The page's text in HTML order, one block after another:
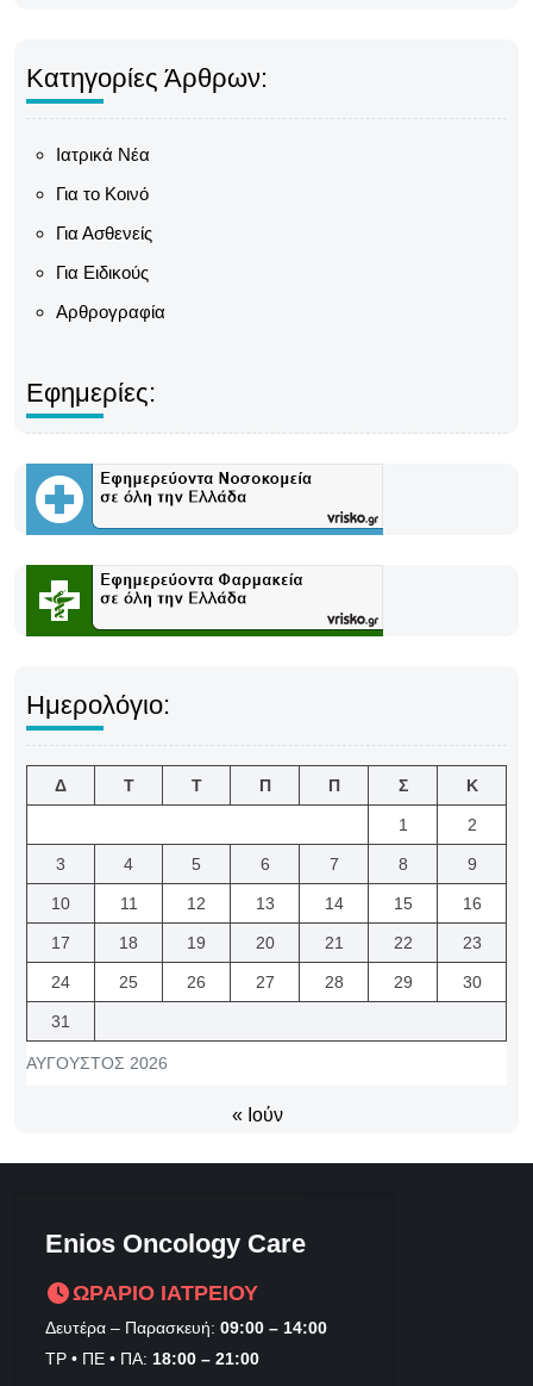
Κατηγορίες Άρθρων:
Ιατρικά Νέα
Για το Κοινό
Για Ασθενείς
Για Ειδικούς
Αρθρογραφία
Εφημερίες:
Ημερολόγιο:
ΑΎΓΟΥΣΤΟΣ 2026
Δ Τ Τ Π Π Σ Κ
1 2
3 4 5 6 7 8 9
10 11 12 13 14 15 16
17 18 19 20 21 22 23
24 25 26 27 28 29 30
31
« Ιούν
Enios Oncology Care
ΩΡΑΡΙΟ ΙΑΤΡΕΙΟΥ
Δευτέρα – Παρασκευή: 09:00 – 14:00
ΤΡ • ΠΕ • ΠΑ: 18:00 – 21:00